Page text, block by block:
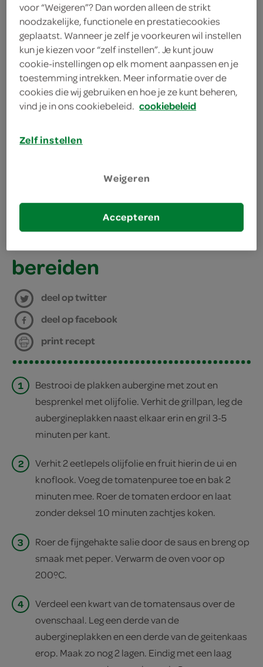
2 teentjes knoflook
1 ui
3 aubergines
ovenschaal
bereiden
deel op twitter
deel op facebook
print recept
1
Bestrooi de plakken aubergine met zout en
besprenkel met olijfolie. Verhit de grillpan, leg de
aubergineplakken naast elkaar erin en gril 3-5
minuten per kant.
2
Verhit 2 eetlepels olijfolie en fruit hierin de ui en
knoflook. Voeg de tomatenpuree toe en bak 2
minuten mee. Roer de tomaten erdoor en laat
zonder deksel 10 minuten zachtjes koken.
3
Roer de fijngehakte salie door de saus en breng op
smaak met peper. Verwarm de oven voor op
200ºC.
4
Verdeel een kwart van de tomatensaus over de
ovenschaal. Leg een derde van de
aubergineplakken en een derde van de geitenkaas
erop. Maak zo nog 2 lagen. Eindig met een laag
voor “Weigeren”? Dan worden alleen de strikt
noodzakelijke, functionele en prestatiecookies
geplaatst. Wanneer je zelf je voorkeuren wil instellen
kun je kiezen voor “zelf instellen”. Je kunt jouw
cookie-instellingen op elk moment aanpassen en je
toestemming intrekken. Meer informatie over de
cookies die wij gebruiken en hoe je ze kunt beheren,
vind je in ons cookiebeleid. cookiebeleid
Zelf instellen
Weigeren
Accepteren